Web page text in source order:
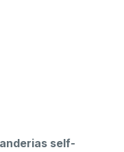
self-